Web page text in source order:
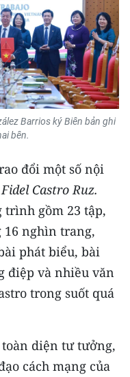
Barrios ký Biên bản ghi
bên.
đổi một số nội
Fidel Castro Ruz.
trình gồm 23 tập,
nghìn trang,
phát biểu, bài
điệp và nhiều văn
trong suốt quá
diện tư tưởng,
cách mạng của